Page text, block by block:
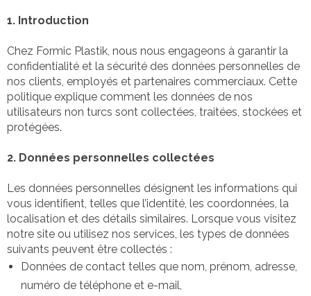
1. Introduction
Chez Formic Plastik, nous nous engageons à garantir la
confidentialité et la sécurité des données personnelles de
nos clients, employés et partenaires commerciaux. Cette
politique explique comment les données de nos
utilisateurs non turcs sont collectées, traitées, stockées et
protégées.
2. Données personnelles collectées
Les données personnelles désignent les informations qui
vous identifient, telles que l’identité, les coordonnées, la
localisation et des détails similaires. Lorsque vous visitez
notre site ou utilisez nos services, les types de données
suivants peuvent être collectés :
Données de contact telles que nom, prénom, adresse,
numéro de téléphone et e-mail,